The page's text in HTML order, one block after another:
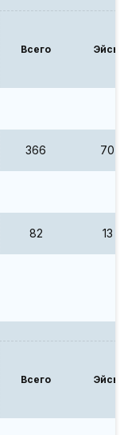
Всего Эйсы
366 70
82 13
Всего Эйсы